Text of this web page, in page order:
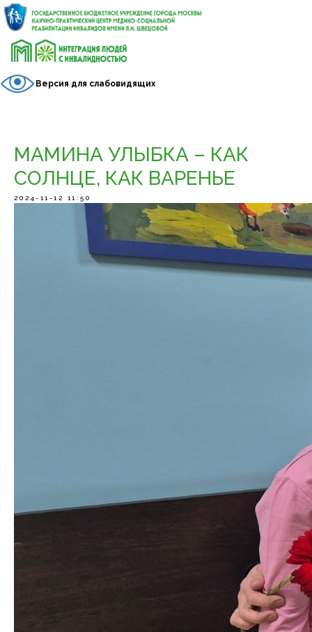
Версия для слабовидящих
МАМИНА УЛЫБКА – КАК
СОЛНЦЕ, КАК ВАРЕНЬЕ
2024-11-12 11:50